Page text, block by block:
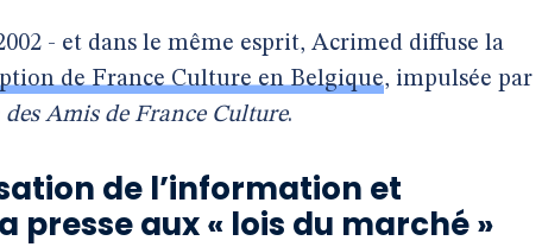
- et dans le même esprit, Acrimed diffuse la
de France Culture en Belgique, impulsée par
des Amis de France Culture.
de l’information et
presse aux « lois du marché »